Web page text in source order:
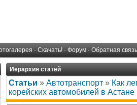
· Скачать! · Форум · Обратная связь
Иерархия статей
Статьи » Автотранспорт » Как
корейских автомобилей в Астане